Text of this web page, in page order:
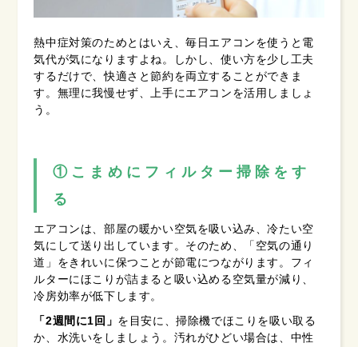
熱中症対策のためとはいえ、毎日エアコンを使うと電
気代が気になりますよね。しかし、使い方を少し工夫
するだけで、快適さと節約を両立することができま
す。無理に我慢せず、上手にエアコンを活用しましょ
う。
①こまめにフィルター掃除をす
る
エアコンは、部屋の暖かい空気を吸い込み、冷たい空
気にして送り出しています。そのため、「空気の通り
道」をきれいに保つことが節電につながります。フィ
ルターにほこりが詰まると吸い込める空気量が減り、
冷房効率が低下します。
「2週間に1回」 を目安に、掃除機でほこりを吸い取る
か、水洗いをしましょう。汚れがひどい場合は、中性